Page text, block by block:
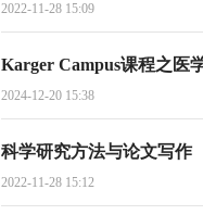
2022-11-28 15:09
Karger Campus课程之医
2024-12-20 15:38
科学研究方法与论文写作
2022-11-28 15:12